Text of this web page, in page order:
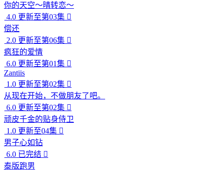
你的天空～晴转恋～
4.0 更新至第03集 
偿还
2.0 更新至第06集 
疯狂的爱情
6.0 更新至第01集 
Zantiis
1.0 更新至第02集 
从现在开始，不做朋友了吧。
6.0 更新至第02集 
顽皮千金的贴身侍卫
1.0 更新至04集 
男子心如钻
6.0 已完结 
泰版跑男